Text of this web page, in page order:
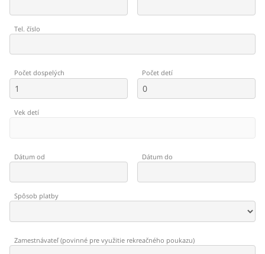
Tel. číslo
Počet dospelých Počet detí
Vek detí
Dátum od Dátum do
Spôsob platby
Zamestnávateľ(povinné pre využitie rekreačného poukazu)